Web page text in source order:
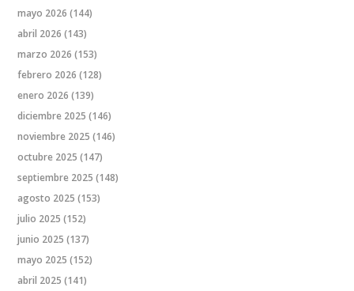
mayo 2026 (144)
abril 2026 (143)
marzo 2026 (153)
febrero 2026 (128)
enero 2026 (139)
diciembre 2025 (146)
noviembre 2025 (146)
octubre 2025 (147)
septiembre 2025 (148)
agosto 2025 (153)
julio 2025 (152)
junio 2025 (137)
mayo 2025 (152)
abril 2025 (141)